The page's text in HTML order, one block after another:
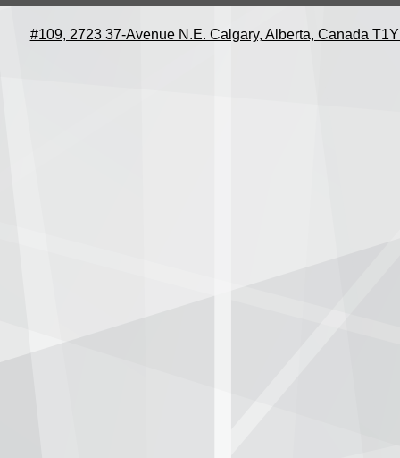
#109, 2723 37-Avenue N.E. Calgary, Alberta, Canada